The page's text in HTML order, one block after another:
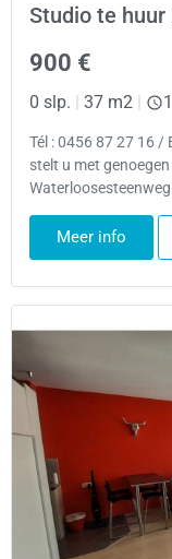
Studio te huur
900 €
0 slp. | 37 m2 |
Tél : 0456 87 27 16 /
stelt u met
Meer info